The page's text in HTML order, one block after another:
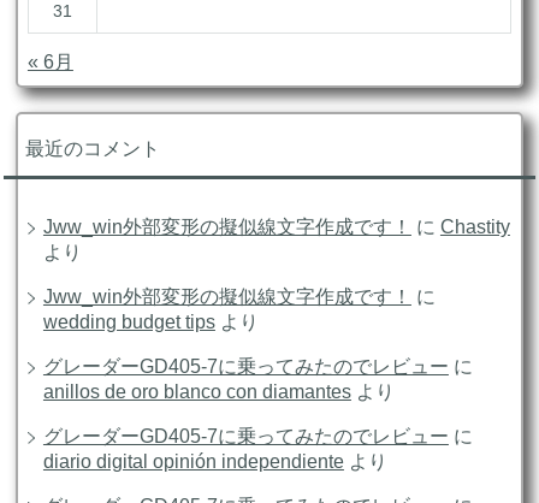
31
« 6月
最近のコメント
Jww_win外部変形の擬似線文字作成です！ に Chastity
より
Jww_win外部変形の擬似線文字作成です！
に
wedding budget tipsより
グレーダーGD405-7に乗ってみたのでレビュー に
anillos de oro blanco con diamantesより
グレーダーGD405-7に乗ってみたのでレビュー に
diario digital opinión independienteより